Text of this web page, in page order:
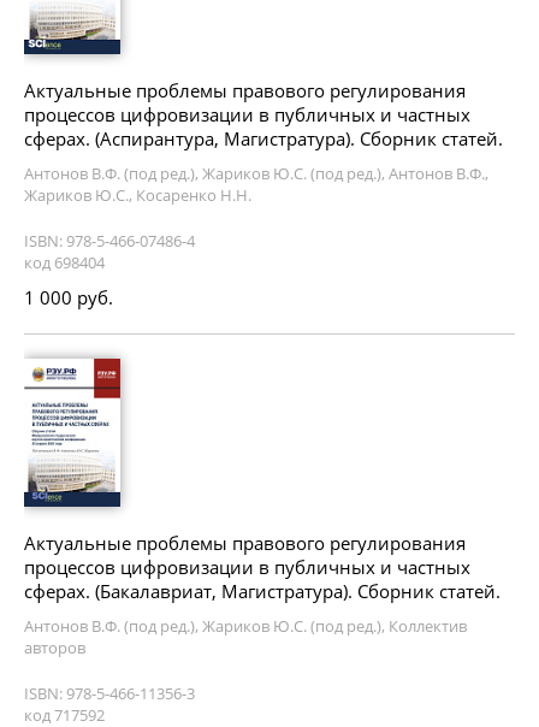
Актуальные проблемы правового регулирования
процессов цифровизации в публичных и частных
сферах. (Аспирантура, Магистратура). Сборник статей.
Антонов В.Ф. (под ред.), Жариков Ю.С. (под ред.), Антонов В.Ф.,
Жариков Ю.С., Косаренко Н.Н.
ISBN: 978-5-466-07486-4
код 698404
1 000 руб.
Актуальные проблемы правового регулирования
процессов цифровизации в публичных и частных
сферах. (Бакалавриат, Магистратура). Сборник статей.
Антонов В.Ф. (под ред.), Жариков Ю.С. (под ред.), Коллектив
авторов
ISBN: 978-5-466-11356-3
код 717592